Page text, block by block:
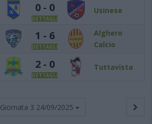
0 - 0
DETTAGLI
Usinese
1 - 6
DETTAGLI
Alghero
Calcio
2 - 0
DETTAGLI
Tuttavista
Giornata 3 24/09/2025